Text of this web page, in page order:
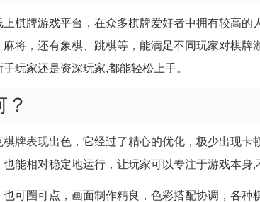
棋牌游戏平台，在众多棋牌爱好者中拥有较高的
将，还有象棋、跳棋等，能满足不同玩家对棋牌
玩家还是资深玩家,都能轻松上手。
牌表现出色，它经过了精心的优化，极少出现卡
能相对稳定地运行，让玩家可以专注于游戏本身,
可圈可点，画面制作精良，色彩搭配协调，各种